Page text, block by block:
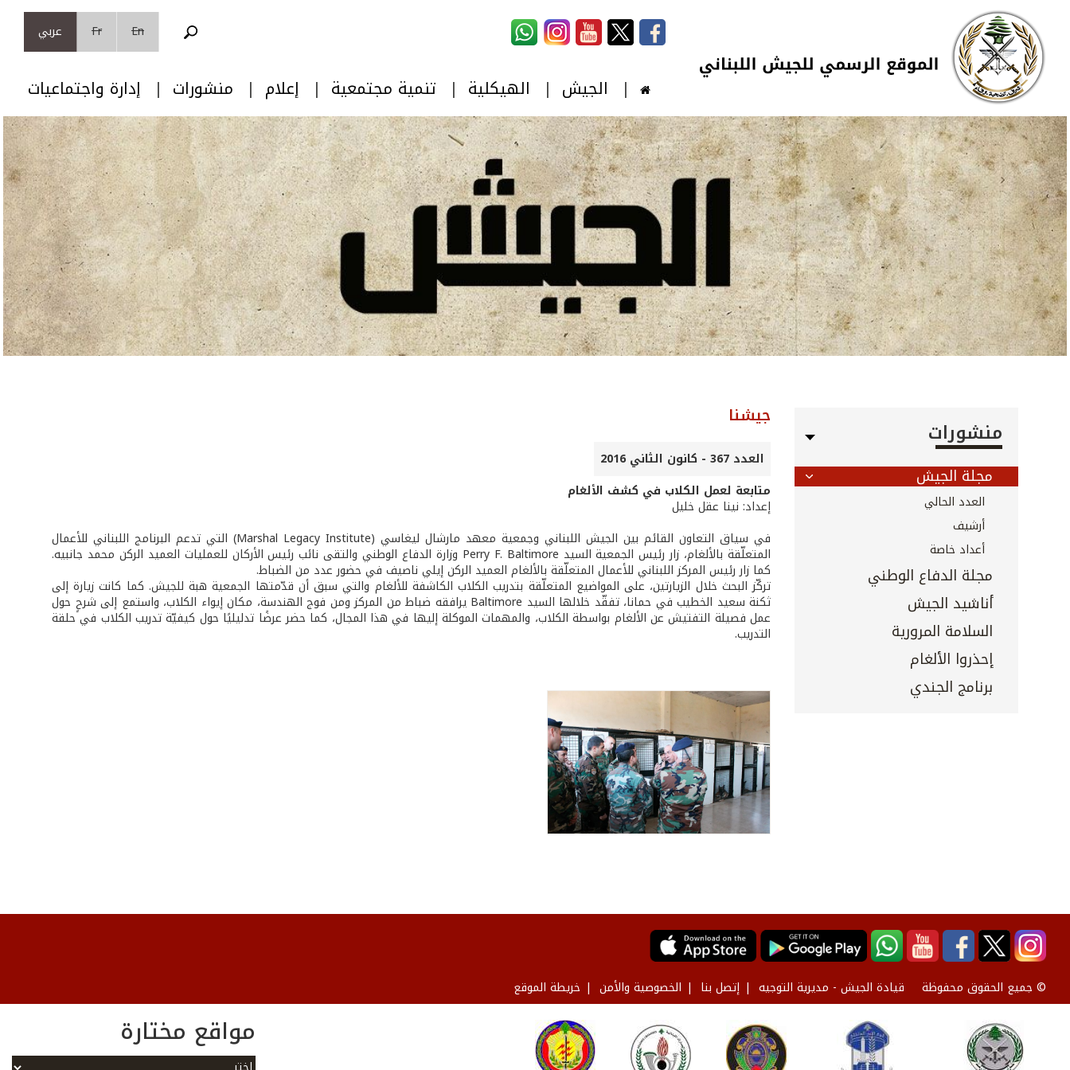
تجاوز إلى المحتوى الرئيسي
Skip to navigation
En
Fr عربي
الجيش الهيكلية تنمية مجتمعية إعلام منشورات إدارة واجتماعيات
منشورات
مجلة الجيش
العدد الحالي
أرشيف
أعداد خاصة
مجلة الدفاع الوطني
أناشيد الجيش
السلامة المرورية
إحذروا الألغام
برنامج الجندي
جيشنا
العدد 367 - كانون الثاني 2016
متابعة لعمل الكلاب في كشف الألغام
إعداد: نينا عقل خليل
في سياق التعاون القائم بين الجيش اللبناني وجمعية معهد مارشال ليغاسي (Marshal Legacy Institute) التي تدعم البرنامج اللبناني للأعمال
المتعلّقة بالألغام، زار رئيس الجمعية السيد Perry F. Baltimore وزارة الدفاع الوطني والتقى نائب رئيس الأركان للعمليات العميد الركن محمد جانبيه.
كما زار رئيس المركز اللبناني للأعمال المتعلّقة بالألغام العميد الركن إيلي ناصيف في حضور عدد من الضباط.
تركّز البحث خلال الزيارتين، على المواضيع المتعلّقة بتدريب الكلاب الكاشفة للألغام والتي سبق أن قدّمتها الجمعية هبة للجيش. كما كانت زيارة إلى
ثكنة سعيد الخطيب في حمانا، تفقّد خلالها السيد Baltimore يرافقه ضباط من المركز ومن فوج الهندسة، مكان إيواء الكلاب، واستمع إلى شرحٍ حول
عمل فصيلة التفتيش عن الألغام بواسطة الكلاب، والمهمات الموكلة إليها في هذا المجال، كما حضر عرضًا تدليليًا حول كيفيّة تدريب الكلاب في حلقة
التدريب.
© جميع الحقوق محفوظة قيادة الجيش - مديرية التوجيه إتصل بنا الخصوصية والأمن خريطة الموقع
مواقع مختارة